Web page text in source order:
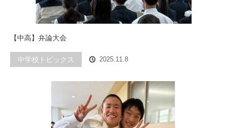
【中高】弁論大会
中学校トピックス 2025.11.8